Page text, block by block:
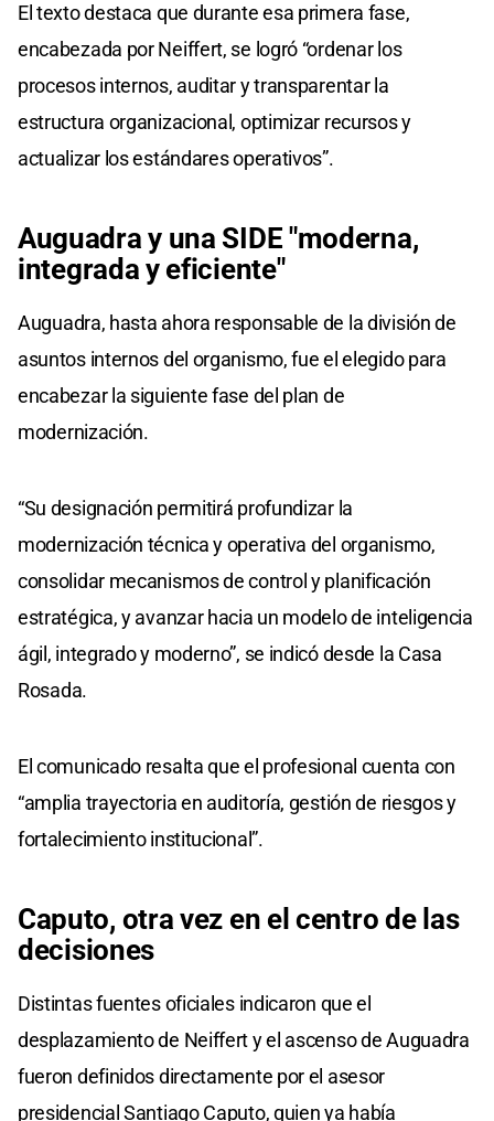
El texto destaca que durante esa primera fase,
encabezada por Neiffert, se logró “ordenar los
procesos internos, auditar y transparentar la
estructura organizacional, optimizar recursos y
actualizar los estándares operativos”.
Auguadra y una SIDE "moderna,
integrada y eficiente"
Auguadra, hasta ahora responsable de la división de
asuntos internos del organismo, fue el elegido para
encabezar la siguiente fase del plan de
modernización.
“Su designación permitirá profundizar la
modernización técnica y operativa del organismo,
consolidar mecanismos de control y planificación
estratégica, y avanzar hacia un modelo de inteligencia
ágil, integrado y moderno”, se indicó desde la Casa
Rosada.
El comunicado resalta que el profesional cuenta con
“amplia trayectoria en auditoría, gestión de riesgos y
fortalecimiento institucional”.
Caputo, otra vez en el centro de las
decisiones
Distintas fuentes oficiales indicaron que el
desplazamiento de Neiffert y el ascenso de Auguadra
fueron definidos directamente por el asesor
presidencial Santiago Caputo, quien ya había